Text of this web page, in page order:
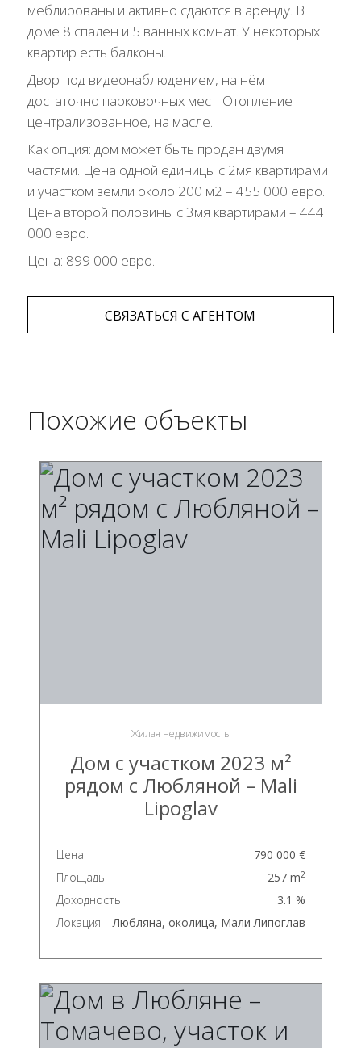
меблированы и активно сдаются в аренду. В
доме 8 спален и 5 ванных комнат. У некоторых
квартир есть балконы.
Двор под видеонаблюдением, на нём
достаточно парковочных мест. Отопление
централизованное, на масле.
Как опция: дом может быть продан двумя
частями. Цена одной единицы с 2мя квартирами
и участком земли около 200 м2 – 455 000 евро.
Цена второй половины с 3мя квартирами – 444
000 евро.
Цена: 899 000 евро.
СВЯЗАТЬСЯ С АГЕНТОМ
Похожие объекты
Жилая недвижимость
Дом с участком 2023 м²
рядом с Любляной – Mali
Lipoglav
Цена
790 000 €
Площадь
257 m2
Доходность
3.1 %
Локация
Любляна, околица, Мали Липоглав